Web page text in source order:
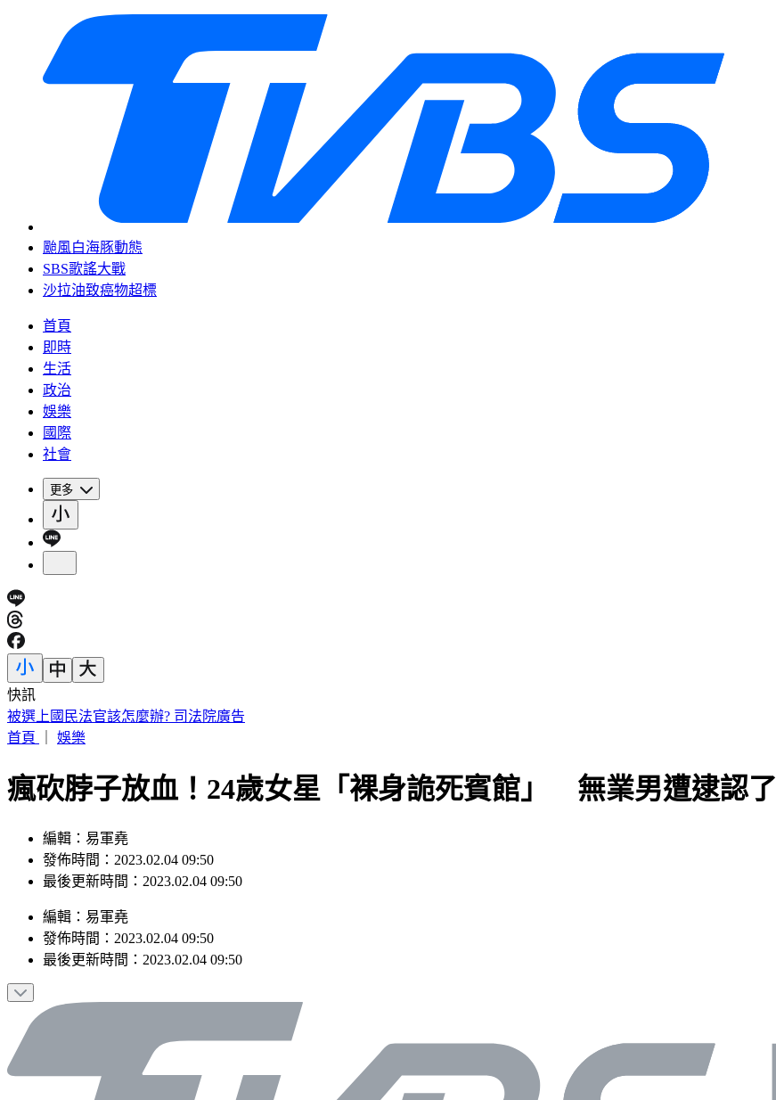
颱風白海豚動態
SBS歌謠大戰
沙拉油致癌物超標
首頁
即時
生活
政治
娛樂
國際
社會
更多
快訊
被選上國民法官該怎麼辦? 司法院廣告
首頁
娛樂
瘋砍脖子放血！24歲女星「裸身詭死賓館」 無業男遭逮認了
編輯：易軍堯
發佈時間：2023.02.04 09:50
最後更新時間：2023.02.04 09:50
編輯 ： 易軍堯
發佈時間： 2023.02.04 09:50
最後更新時間： 2023.02.04 09:50